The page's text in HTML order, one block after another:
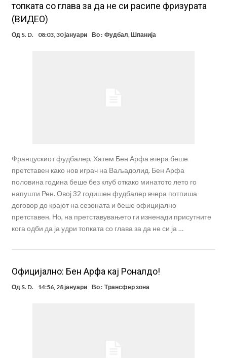
топката со глава за да не си расипе фризурата
(ВИДЕО)
Од S. D. 08:03, 30 јануари Во : Фудбал,Шпанија
Францускиот фудбалер, Хатем Бен Арфа вчера беше
претставен како нов играч на Ваљадолид. Бен Арфа
половина година беше без клуб откако минатото лето го
напушти Рен. Овој 32 годишен фудбалер вчера потпиша
договор до крајот на сезоната и беше официјално
претставен. Но, на претставувањето ги изненади присутните
кога одби да ја удри топката со глава за да не си ја …
Официјално: Бен Арфа кај Роналдо!
Од S. D. 14:56, 28 јануари Во : Трансфер зона